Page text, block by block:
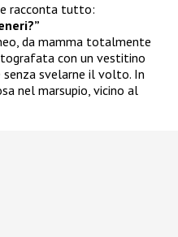
racconta tutto:
da mamma totalmente
con un vestitino
svelarne il volto. In
nel marsupio, vicino al